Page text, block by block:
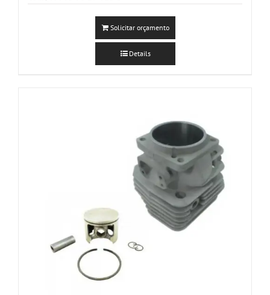
Solicitar orçamento
Details